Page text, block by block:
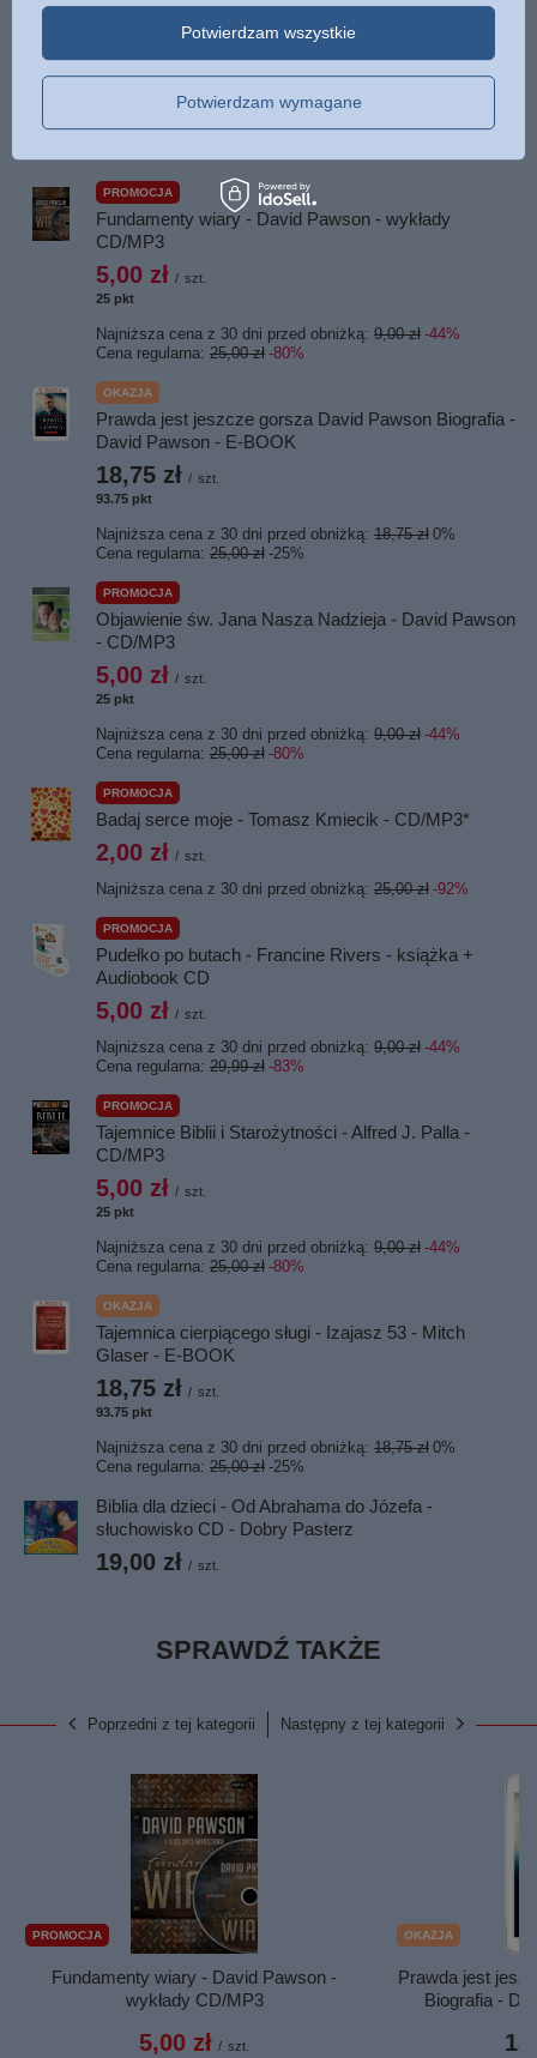
ISBN Więcej 9788367695008
Język polski
POLECAMY
PROMOCJA
Fundamenty wiary - David Pawson - wykłady
CD/MP3
5,00 zł / szt.
25 pkt
Najniższa cena z 30 dni przed obniżką: 9,00 zł -44%
Cena regularna: 25,00 zł -80%
OKAZJA
Prawda jest jeszcze gorsza David Pawson Biografia -
David Pawson - E-BOOK
18,75 zł / szt.
93.75 pkt
Najniższa cena z 30 dni przed obniżką: 18,75 zł 0%
Cena regularna: 25,00 zł -25%
PROMOCJA
Objawienie św. Jana Nasza Nadzieja - David Pawson
- CD/MP3
5,00 zł / szt.
25 pkt
Najniższa cena z 30 dni przed obniżką: 9,00 zł -44%
Cena regularna: 25,00 zł -80%
PROMOCJA
Badaj serce moje - Tomasz Kmiecik - CD/MP3*
2,00 zł / szt.
Najniższa cena z 30 dni przed obniżką: 25,00 zł -92%
PROMOCJA
Pudełko po butach - Francine Rivers - książka +
Audiobook CD
5,00 zł / szt.
Najniższa cena z 30 dni przed obniżką: 9,00 zł -44%
Cena regularna: 29,99 zł -83%
PROMOCJA
Tajemnice Biblii i Starożytności - Alfred J. Palla -
CD/MP3
5,00 zł / szt.
25 pkt
Najniższa cena z 30 dni przed obniżką: 9,00 zł -44%
Cena regularna: 25,00 zł -80%
OKAZJA
Tajemnica cierpiącego sługi - Izajasz 53 - Mitch
Glaser - E-BOOK
18,75 zł / szt.
93.75 pkt
Najniższa cena z 30 dni przed obniżką: 18,75 zł 0%
Cena regularna: 25,00 zł -25%
Biblia dla dzieci - Od Abrahama do Józefa -
słuchowisko CD - Dobry Pasterz
19,00 zł / szt.
SPRAWDŹ TAKŻE
Poprzedni z tej kategorii Następny z tej kategorii
PROMOCJA
Fundamenty wiary - David Pawson -
wykłady CD/MP3
5,00 zł / szt.
OKAZJA
Prawda jest
Biografia -
Potwierdzam wymagane
Potwierdzam wszystkie